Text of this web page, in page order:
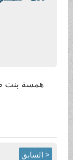
همسة بنت
< السابق